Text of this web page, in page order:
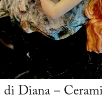
Diana –